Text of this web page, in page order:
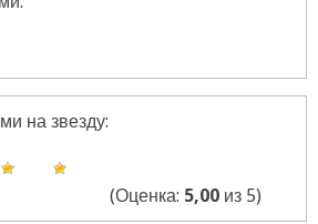
на звезду:
(Оценка: 5,00 из 5)